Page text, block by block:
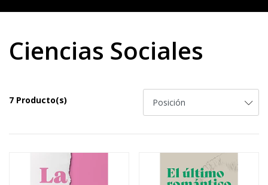
Ciencias Sociales
7 Producto(s)